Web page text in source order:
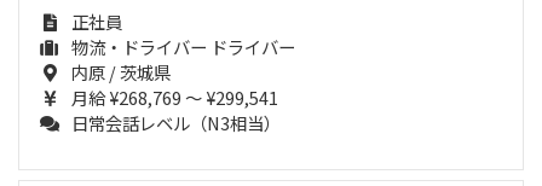
正社員
物流・ドライバー ドライバー
内原 / 茨城県
月給 ¥268,769 ～ ¥299,541
日常会話レベル（N3相当）